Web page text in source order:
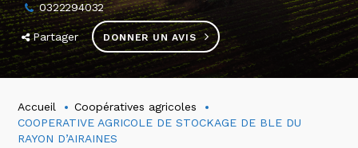
0322294032
Partager DONNER UN AVIS
Accueil
Coopératives agricoles
COOPERATIVE AGRICOLE DE STOCKAGE DE BLE DU
RAYON D’AIRAINES